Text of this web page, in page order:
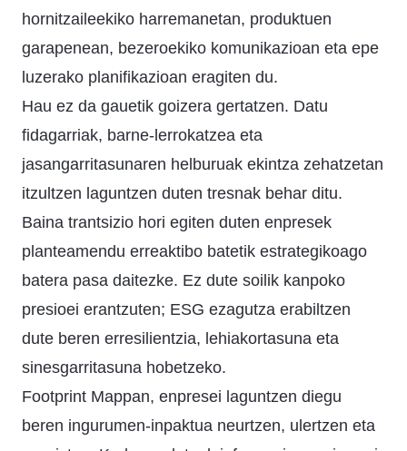
hornitzaileekiko harremanetan, produktuen
garapenean, bezeroekiko komunikazioan eta epe
luzerako planifikazioan eragiten du.
Hau ez da gauetik goizera gertatzen. Datu
fidagarriak, barne-lerrokatzea eta
jasangarritasunaren helburuak ekintza zehatzetan
itzultzen laguntzen duten tresnak behar ditu.
Baina trantsizio hori egiten duten enpresek
planteamendu erreaktibo batetik estrategikoago
batera pasa daitezke. Ez dute soilik kanpoko
presioei erantzuten; ESG ezagutza erabiltzen
dute beren erresilientzia, lehiakortasuna eta
sinesgarritasuna hobetzeko.
Footprint Mappan, enpresei laguntzen diegu
beren ingurumen-inpaktua neurtzen, ulertzen eta